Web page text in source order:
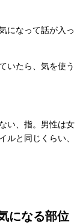
になって話が入っ
いたら、気を使う
い、指。男性は女
ルと同じくらい、
になる部位